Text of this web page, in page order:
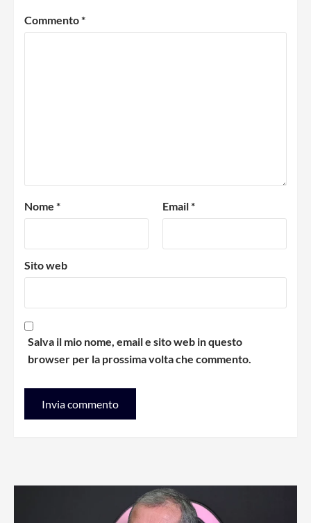
Commento*
Nome * Email*
Sito web
Salva il mio nome, email e sito web in questo
browser per la prossima volta che commento.